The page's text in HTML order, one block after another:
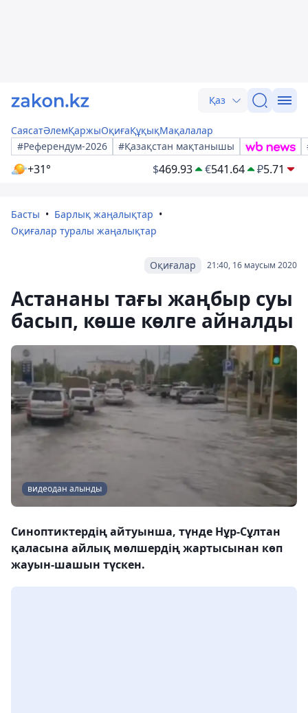
Қаз
СаясатӘлемҚаржыОқиғаҚұқықМақалалар
#Референдум-2026
#Қазақстан мақтанышы
+31° $469.93 €541.64 ₽5.71
Басты
Барлық жаңалықтар
Оқиғалар туралы жаңалықтар
21:40, 16 маусым 2020
Оқиғалар
Астананы тағы жаңбыр суы
басып, көше көлге айналды
видеодан алынды
Синоптиктердің айтуынша, түнде Нұр-Сұлтан
қаласына айлық мөлшердің жартысынан көп
жауын-шашын түскен.